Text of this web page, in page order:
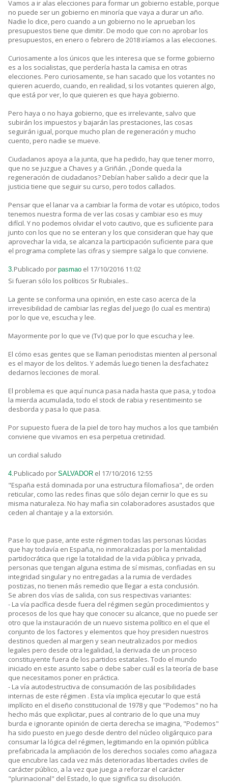
Vamos a ir alas elecciones para formar un gobierno estable, porque
no puede ser un gobierno en minoría que vaya a durar un año.
Nadie lo dice, pero cuando a un gobierno no le aprueban los
presupuestos tiene que dimitir. De modo que con no aprobar los
presupuestos, en enero o febrero de 2018 iríamos a las elecciones.
Curiosamente a los únicos que les interesa que se forme gobierno
es a los socialistas, que perdería hasta la camisa en otras
elecciones. Pero curiosamente, se han sacado que los votantes no
quieren acuerdo, cuando, en realidad, si los votantes quieren algo,
que está por ver, lo que quieren es que haya gobierno.
Pero haya o no haya gobierno, que es irrelevante, salvo que
subirán los impuestos y bajarán las prestaciones, las cosas
seguirán igual, porque mucho plan de regeneración y mucho
cuento, pero nadie se mueve.
Ciudadanos apoya a la junta, que ha pedido, hay que tener morro,
que no se juzgue a Chaves y a Griñán. ¿Donde queda la
regeneración de ciudadanos? Debían haber salido a decir que la
justicia tiene que seguir su curso, pero todos callados.
Pensar que el lanar va a cambiar la forma de votar es utópico, todos
tenemos nuestra forma de ver las cosas y cambiar eso es muy
difícil. Y no podemos olvidar el voto cautivo, que es suficiente para
junto con los que no se enteran y los que consideran que hay que
aprovechar la vida, se alcanza la participación suficiente para que
el programa complete las cifras y siempre salga lo que conviene.
3.Publicado por pasmao el 17/10/2016 11:02
Si fueran sólo los políticos Sr Rubiales..
La gente se conforma una opinión, en este caso acerca de la
irrevesibilidad de cambiar las reglas del juego (lo cual es mentira)
por lo que ve, escucha y lee.
Mayormente por lo que ve (Tv) que por lo que escucha y lee.
El cómo esas gentes que se llaman periodistas mienten al personal
es el mayor de los delitos. Y además luego tienen la desfachatez
dedarnos lecciones de moral.
El problema es que aquí nunca pasa nada hasta que pasa, y todoa
la mierda acumulada, todo el stock de rabia y resentimeinto se
desborda y pasa lo que pasa.
Por supuesto fuera de la piel de toro hay muchos a los que también
conviene que vivamos en esa perpetua cretinidad.
un cordial saludo
4.Publicado por SALVADOR el 17/10/2016 12:55
"España está dominada por una estructura filomafiosa", de orden
reticular, como las redes finas que sólo dejan cernir lo que es su
misma naturaleza. No hay mafia sin colaboradores asustados que
ceden al chantaje y a la extorsión.
Pase lo que pase, ante este régimen todas las personas lúcidas
que hay todavía en España, no inmoralizadas por la mentalidad
partidocrática que rige la totalidad de la vida pública y privada,
personas que tengan alguna estima de sí mismas, confiadas en su
integridad singular y no entregadas a la rumia de verdades
postizas, no tienen más remedio que llegar a esta conclusión.
Se abren dos vías de salida, con sus respectivas variantes:
- La vía pacífica desde fuera del régimen según procedimientos y
procesos de los que hay que conocer su alcance, que no puede ser
otro que la instauración de un nuevo sistema político en el que el
conjunto de los factores y elementos que hoy presiden nuestros
destinos queden al margen y sean neutralizados por medios
legales pero desde otra legalidad, la derivada de un proceso
constituyente fuera de los partidos estatales. Todo el mundo
iniciado en este asunto sabe o debe saber cuál es la teoría de base
que necesitamos poner en práctica.
- La vía autodestructiva de consumación de las posibilidades
internas de este régimen . Esta vía implica ejecutar lo que está
implícito en el diseño constitucional de 1978 y que "Podemos" no ha
hecho más que explicitar, pues al contrario de lo que una muy
burda e ignorante opinión de cierta derecha se imagina, "Podemos"
ha sido puesto en juego desde dentro del núcleo oligárquico para
consumar la lógica del régimen, legitimando en la opinión pública
prefabricada la ampliación de los derechos sociales como añagaza
que encubre las cada vez más deterioradas libertades civiles de
carácter público, a la vez que juega a reforzar el carácter
"plurinacional" del Estado, lo que significa su disolución.